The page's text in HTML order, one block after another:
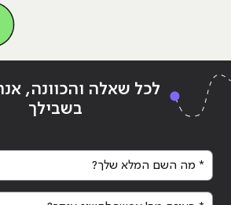
Continue reading
פתוח"
לכל שאלה והכוונה,
בשבילך
* מה השם המלא שלך?
* באיזה מס' אפשר להשיג אותך?